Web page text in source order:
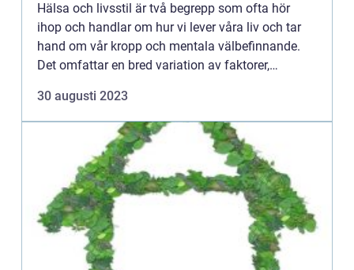
Hälsa och livsstil är två begrepp som ofta hör
ihop och handlar om hur vi lever våra liv och tar
hand om vår kropp och mentala välbefinnande.
Det omfattar en bred variation av faktorer,
självvård. I d...
30 augusti 2023